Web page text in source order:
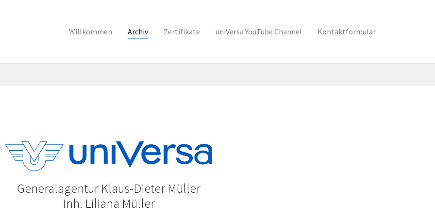
Willkommen Archiv Zertifikate uniVersa YouTube Channel Kontaktformular
Generalagentur Klaus-Dieter Müller
Inh. Liliana Müller